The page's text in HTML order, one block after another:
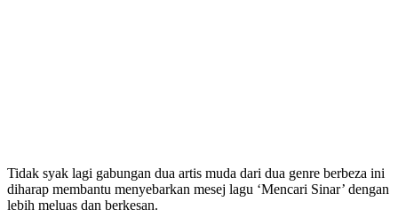
Tidak syak lagi gabungan dua artis muda dari dua genre berbeza ini
diharap membantu menyebarkan mesej lagu ‘Mencari Sinar’ dengan
lebih meluas dan berkesan.